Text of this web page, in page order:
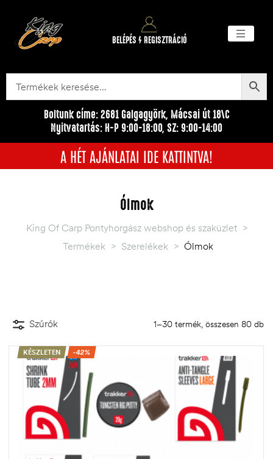
BELÉPÉS / REGISZTRÁCIÓ
Boltunk címe: 2681 Galgagyörk, Mácsai út 18\C
Nyitvatartás: H-P 9:00-18:00, SZ: 9:00-14:00
A HÉT AJÁNLATAI IDE KATTINTVA!
Ólmok
King Of Carp Pontyhorgász webshop és szaküzlet >
Termékek > Szerelékek > Ólmok
Szűrők 1–30 termék, összesen 80 db
KÉSZLETEN -42%